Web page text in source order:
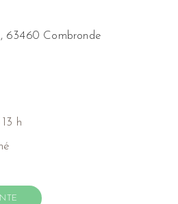
63460 Combronde
h